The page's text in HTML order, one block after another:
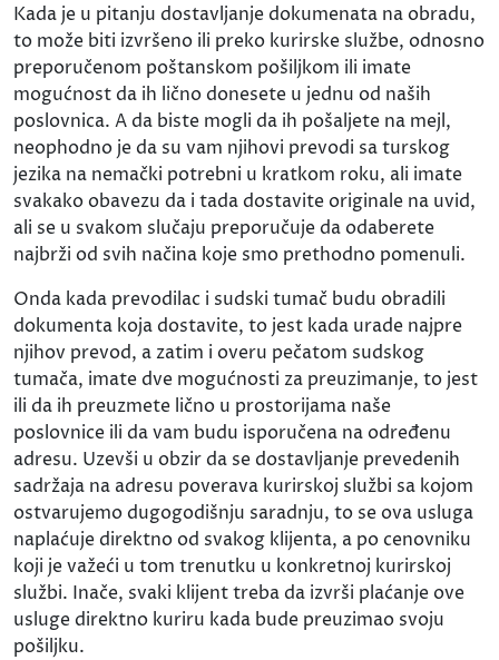
Kada je u pitanju dostavljanje dokumenata na obradu,
to može biti izvršeno ili preko kurirske službe, odnosno
preporučenom poštanskom pošiljkom ili imate
mogućnost da ih lično donesete u jednu od naših
poslovnica. A da biste mogli da ih pošaljete na mejl,
neophodno je da su vam njihovi prevodi sa turskog
jezika na nemački potrebni u kratkom roku, ali imate
svakako obavezu da i tada dostavite originale na uvid,
ali se u svakom slučaju preporučuje da odaberete
najbrži od svih načina koje smo prethodno pomenuli.
Onda kada prevodilac i sudski tumač budu obradili
dokumenta koja dostavite, to jest kada urade najpre
njihov prevod, a zatim i overu pečatom sudskog
tumača, imate dve mogućnosti za preuzimanje, to jest
ili da ih preuzmete lično u prostorijama naše
poslovnice ili da vam budu isporučena na određenu
adresu. Uzevši u obzir da se dostavljanje prevedenih
sadržaja na adresu poverava kurirskoj službi sa kojom
ostvarujemo dugogodišnju saradnju, to se ova usluga
naplaćuje direktno od svakog klijenta, a po cenovniku
koji je važeći u tom trenutku u konkretnoj kurirskoj
službi. Inače, svaki klijent treba da izvrši plaćanje ove
usluge direktno kuriru kada bude preuzimao svoju
pošiljku.